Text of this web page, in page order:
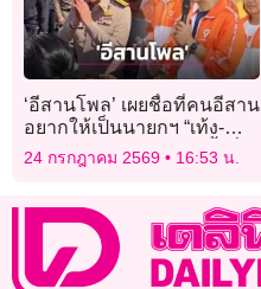
‘อีสานโพล’ เผยชื่อที่คนอีสาน
อยากให้เป็นนายกฯ “เท้ง-ณัฐ
พงษ์” อันดับ 1 “อนุทิน” รั้งที่ 4
24 กรกฎาคม 2569 16:53 น.